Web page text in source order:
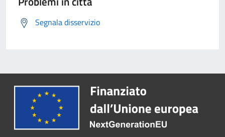
Segnala disservizio